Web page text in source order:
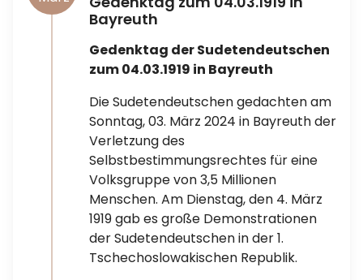
Bayreuth
Gedenktag der Sudetendeutschen
zum 04.03.1919 in Bayreuth
Die Sudetendeutschen gedachten am
Sonntag, 03. März 2024 in Bayreuth der
Verletzung des
Selbstbestimmungsrechtes für eine
Volksgruppe von 3,5 Millionen
Menschen. Am Dienstag, den 4. März
1919 gab es große Demonstrationen
der Sudetendeutschen in der 1.
Tschechoslowakischen Republik.